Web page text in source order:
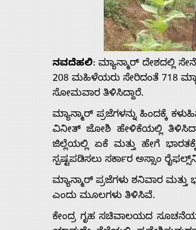
Advertise
Contact
ನವದೆಹಲಿ: ಮ್ಯಾನ್ಮಾರ್ ದೇಶದಲ್ಲಿ
208 ಮಹಿಳೆಯರು ಸೇರಿದಂತೆ 718
ಸೋಮವಾರ ತಿಳಿಸಿದ್ದಾರೆ.
ಮ್ಯಾನ್ಮಾರ್ ಪ್ರಜೆಗಳನ್ನು ಹಿಂದಕ್ಕೆ
ವಿನೀತ್ ಜೋಶಿ ಹೇಳಿಕೆಯಲ್ಲಿ
ಜಿಲ್ಲೆಯಲ್ಲಿ ಏಕೆ ಮತ್ತು ಹೇಗೆ
ಸ್ಪಷ್ಟಪಡಿಸಲು ಸರ್ಕಾರ ಅಸ್ಸಾಂ
ಮ್ಯಾನ್ಮಾರ್ ಪ್ರಜೆಗಳು ಶನಿವಾರ ಮತ್ತು
ಎಂದು ಮೂಲಗಳು ತಿಳಿಸಿವೆ.
ಕೇಂದ್ರ ಗೃಹ ಸಚಿವಾಲಯದ